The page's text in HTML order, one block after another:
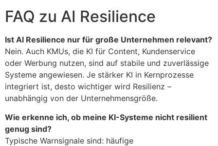
FAQ zu AI Resilience
Ist AI Resilience nur für große Unternehmen relevant?
Nein. Auch KMUs, die KI für Content, Kundenservice
oder Werbung nutzen, sind auf stabile und zuverlässige
Systeme angewiesen. Je stärker KI in Kernprozesse
integriert ist, desto wichtiger wird Resilienz –
unabhängig von der Unternehmensgröße.
Wie erkenne ich, ob meine KI-Systeme nicht resilient
genug sind?
Typische Warnsignale sind: häufige